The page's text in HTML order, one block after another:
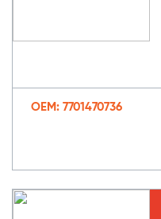
OEM: 7701470736